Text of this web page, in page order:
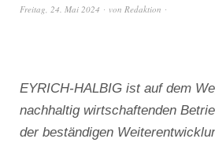
Freitag, 24. Mai 2024 von Redaktion
EYRICH-HALBIG ist auf dem
nachhaltig wirtschaftenden
der beständigen